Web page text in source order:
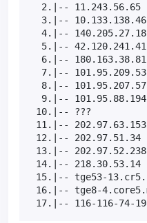
2.|-- 11.243.56.65
3.|--
4.|--
5.|--
6.|--
7.|--
8.|--
9.|--
10.|-- ???
11.|--
12.|--
13.|--
14.|--
15.|-- tge53-
16.|-- tge8-
17.|-- 116-116-74-